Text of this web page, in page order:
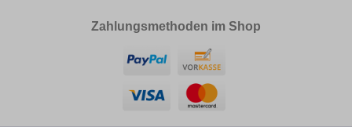
Zahlungsmethoden im Shop